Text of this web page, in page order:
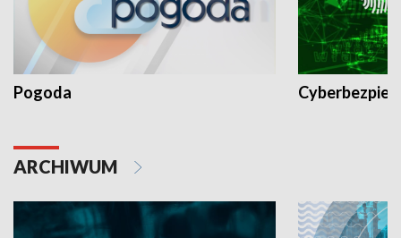
Pogoda
ARCHIWUM